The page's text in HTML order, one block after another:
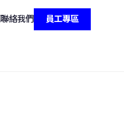
聯絡我們 員工專區